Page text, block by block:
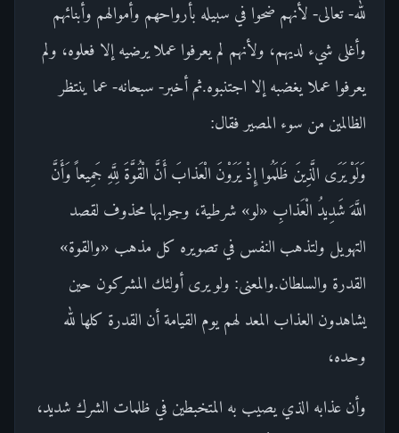
لله- تعالى- لأنهم ضحوا في سبيله بأرواحهم وأموالهم وأبنائهم
وأغلى شيء لديهم، ولأنهم لم يعرفوا عملا يرضيه إلا فعلوه، ولم
يعرفوا عملا يغضبه إلا اجتنبوه.ثم أخبر- سبحانه- عما ينتظر
الظالمين من سوء المصير فقال:
وَلَوْ يَرَى الَّذِينَ ظَلَمُوا إِذْ يَرَوْنَ الْعَذابَ أَنَّ الْقُوَّةَ لِلَّهِ جَمِيعاً وَأَنَّ
اللَّهَ شَدِيدُ الْعَذابِ «لو» شرطية، وجوابها محذوف لقصد
التهويل ولتذهب النفس في تصويره كل مذهب «والقوة»
القدرة والسلطان.والمعنى: ولو يرى أولئك المشركون حين
يشاهدون العذاب المعد لهم يوم القيامة أن القدرة كلها لله
وحده،
وأن عذابه الذي يصيب به المتخبطين في ظلمات الشرك شديد،